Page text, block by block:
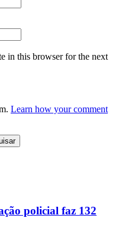
in this browser for the next
Learn how your comment
policial faz 132